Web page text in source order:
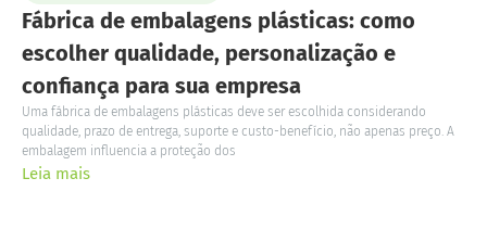
Fábrica de embalagens plásticas: como
escolher qualidade, personalização e
confiança para sua empresa
Uma fábrica de embalagens plásticas deve ser escolhida considerando
qualidade, prazo de entrega, suporte e custo-benefício, não apenas preço. A
embalagem influencia a proteção dos
Leia mais